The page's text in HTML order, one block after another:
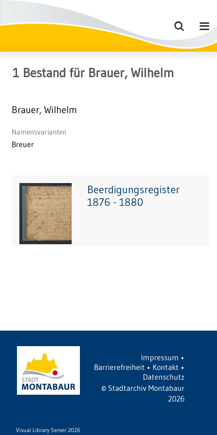
1 Bestand für Brauer, Wilhelm
Brauer, Wilhelm
Namensvarianten
Breuer
Beerdigungsregister
1876 - 1880
Impressum •
Barrierefreiheit • Kontakt •
Datenschutz
© Stadtarchiv Montabaur
2026
Visual Library Server 2026